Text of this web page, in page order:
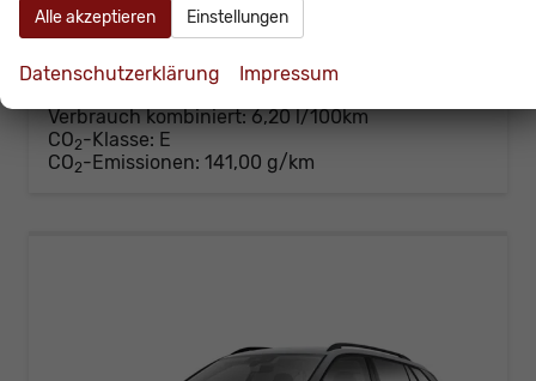
Leistung 85 kW (116 PS) Kilometerstand
26.230,– €
Verbrauch kombiniert:6,20 l/100km
CO2-Klasse: E
CO2-Emissionen: 141,00 g/km
Alle akzeptieren Einstellungen
Datenschutzerklärung Impressum